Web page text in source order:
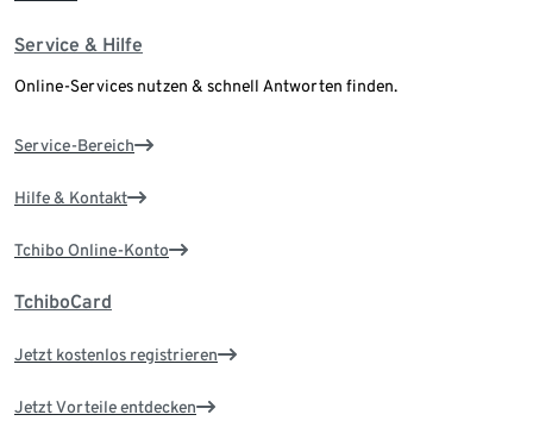
Service & Hilfe
Online-Services nutzen & schnell Antworten finden.
Service-Bereich
Hilfe & Kontakt
Tchibo Online-Konto
TchiboCard
Jetzt kostenlos registrieren
Jetzt Vorteile entdecken